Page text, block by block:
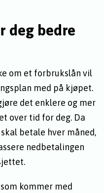
deg bedre
om et forbrukslån vil
med på kjøpet.
det enklere og mer
over tid for deg. Da
betale hver måned,
nedbetalingen
kommer med